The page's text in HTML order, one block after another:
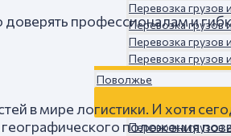
Перевозка грузов
Перевозка грузов
Перевозка грузов
Перевозка грузов
Поволжье
Перевозка грузов
профессионалам и
в мире логистики. И хотя
положения